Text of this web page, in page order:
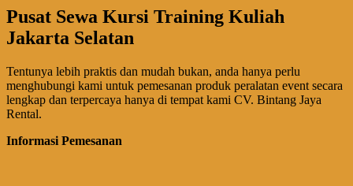
Pusat Sewa Kursi Training Kuliah
Jakarta Selatan
Tentunya lebih praktis dan mudah bukan, anda hanya perlu
menghubungi kami untuk pemesanan produk peralatan event secara
lengkap dan terpercaya hanya di tempat kami CV. Bintang Jaya
Rental.
Informasi Pemesanan